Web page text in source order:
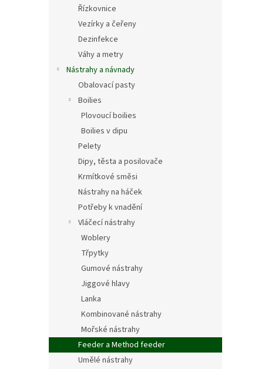
Řízkovnice
Vezírky a čeřeny
Dezinfekce
Váhy a metry
Nástrahy a návnady
Obalovací pasty
Boilies
Plovoucí boilies
Boilies v dipu
Pelety
Dipy, těsta a posilovače
Krmítkové směsi
Nástrahy na háček
Potřeby k vnadění
Vláčecí nástrahy
Woblery
Třpytky
Gumové nástrahy
Jiggové hlavy
Lanka
Kombinované nástrahy
Mořské nástrahy
Feeder a Method feeder
Umělé nástrahy